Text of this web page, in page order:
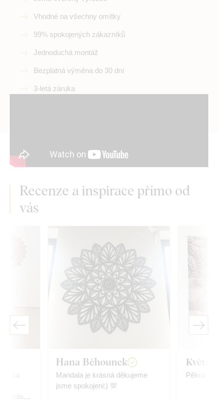
Vhodné na všechny omítky
99% spokojených zákazníků
Jednoduchá montáž
Bezplatná výměna do 30 dní
3-letá záruka
Recenze a inspirace přímo od
vás
Hana Běhounek
Mandala je krásná děkujeme
jsme spokojeni:) 💯
Květa
Pěkná